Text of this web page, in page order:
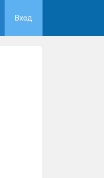
Вход